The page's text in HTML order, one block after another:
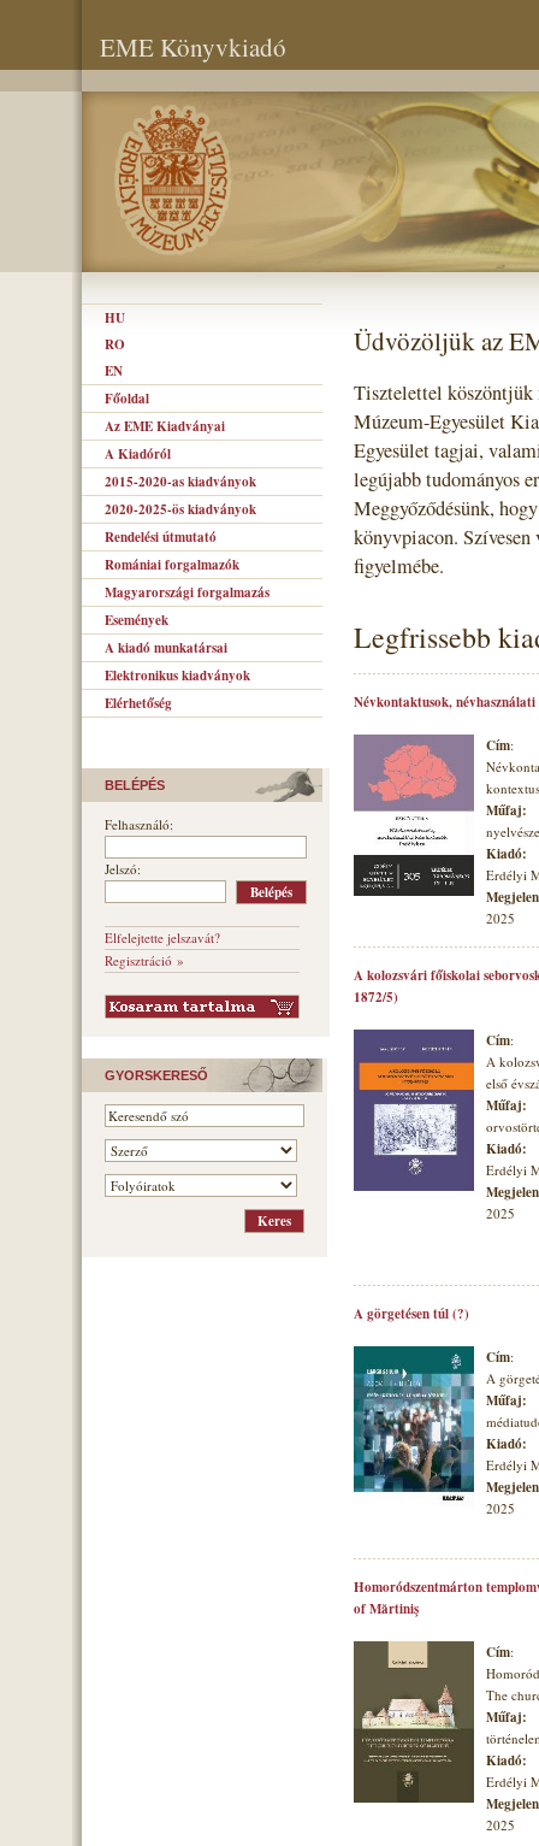
EME Könyvkiadó
HU
RO
EN
Főoldal
Az EME Kiadványai
A Kiadóról
2015-2020-as kiadványok
2020-2025-ös kiadványok
Rendelési útmutató
Romániai forgalmazók
Magyarországi forgalmazás
Események
A kiadó munkatársai
Elektronikus kiadványok
Elérhetőség
BELÉPÉS
Felhasználó:
Jelszó:
Elfelejtette jelszavát?
Regisztráció »
GYORSKERESŐ
Üdvözöljük az
Tisztelettel köszöntjük
Múzeum-Egyesület
Egyesület tagjai,
legújabb tudományos
Meggyőződésünk,
könyvpiacon.
figyelmébe.
Legfrissebb
Névkontaktusok,
Cím:
Műfaj:
Kiadó:
Erdélyi
2025
A kolozsvári főiskolai
1872/5)
Cím:
A
első
Műfaj:
Kiadó:
Erdélyi
2025
A görgetésen túl (?)
Cím:
A
Műfaj:
Kiadó:
Erdélyi
2025
Homoródszentmárton
of Mărtiniş
Cím:
The
Műfaj:
Kiadó:
Erdélyi
2025